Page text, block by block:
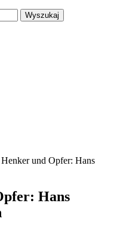
Wyszukaj
und Opfer: Hans
Hans